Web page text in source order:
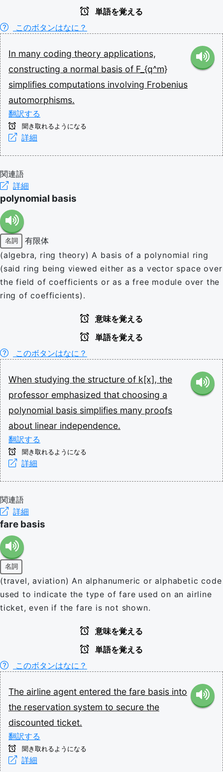
単語を覚える
このボタンはなに？
In many coding theory applications,
constructing a normal basis of F_{q^m}
simplifies computations involving Frobenius
automorphisms.
翻訳する
聞き取れるようになる
詳細
関連語
詳細
polynomial basis
名詞
有限体
(algebra, ring theory) A basis of a polynomial ring
(said ring being viewed either as a vector space over
the field of coefficients or as a free module over the
ring of coefficients).
意味を覚える
単語を覚える
このボタンはなに？
When studying the structure of k[x], the
professor emphasized that choosing a
polynomial basis simplifies many proofs
about linear independence.
翻訳する
聞き取れるようになる
詳細
関連語
詳細
fare basis
名詞
(travel, aviation) An alphanumeric or alphabetic code
used to indicate the type of fare used on an airline
ticket, even if the fare is not shown.
意味を覚える
単語を覚える
このボタンはなに？
The airline agent entered the fare basis into
the reservation system to secure the
discounted ticket.
翻訳する
聞き取れるようになる
詳細